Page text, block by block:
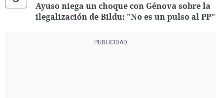
Ayuso niega un choque con Génova sobre la
ilegalización de Bildu: "No es un pulso al PP"